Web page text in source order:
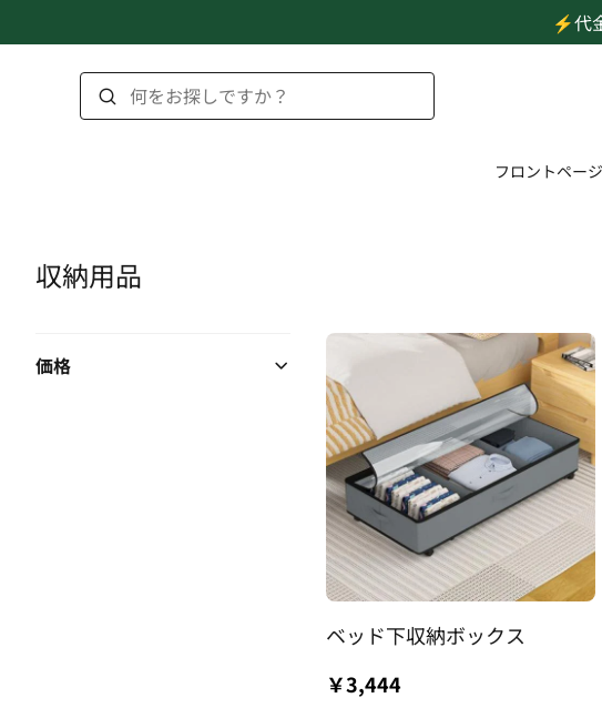
⚡️代
フロントページ
収納用品
価格
ベッド下収納ボックス
￥3,444